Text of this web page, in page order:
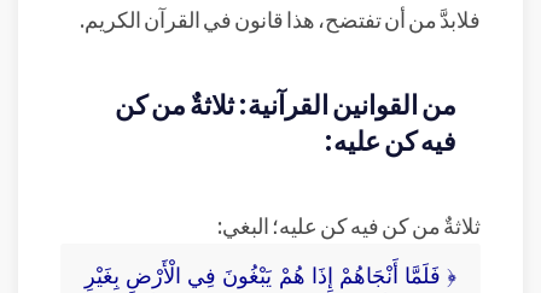
فلابدَّ من أن تفتضح، هذا قانون في القرآن الكريم.
من القوانين القرآنية: ثلاثةٌ من كن
فيه كن عليه:
ثلاثةٌ من كن فيه كن عليه؛ البغي:
﴿ فَلَمَّا أَنْجَاهُمْ إِذَا هُمْ يَبْغُونَ فِي الْأَرْضِ بِغَيْرِ